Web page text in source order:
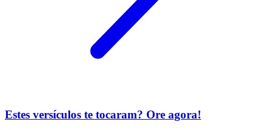
Estes versículos te tocaram? Ore agora!